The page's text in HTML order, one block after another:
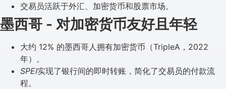
交易员活跃于外汇、加密货币和股票市场。
墨西哥 - 对加密货币友好且年轻
大约 12% 的墨西哥人拥有加密货币（TripleA，2022
年）。
SPEI实现了银行间的即时转账，简化了交易员的付款流
程。